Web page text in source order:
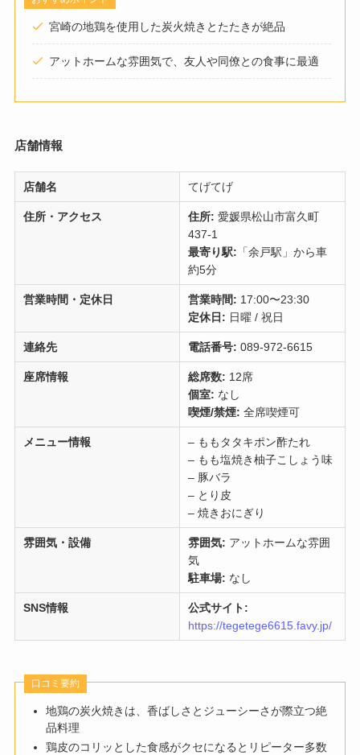
宮崎の地鶏を使用した炭火焼きとたたきが絶品
アットホームな雰囲気で、友人や同僚との食事に最適
店舗情報
店舗名 てげてげ
住所・アクセス 住所: 愛媛県松山市富久町
437-1
最寄り駅: 「余戸駅」から車
約5分
営業時間・定休日 営業時間: 17:00〜23:30
定休日: 日曜 / 祝日
連絡先 電話番号: 089-972-6615
座席情報 総席数: 12席
個室: なし
喫煙/禁煙: 全席喫煙可
メニュー情報
– ももタタキポン酢たれ
– もも塩焼き柚子こしょう味
– 豚バラ
– とり皮
– 焼きおにぎり
雰囲気・設備 雰囲気: アットホームな雰囲
気
駐車場: なし
SNS情報
公式サイト:
https://tegetege6615.favy.jp/
口コミ要約
地鶏の炭火焼きは、香ばしさとジューシーさが際立つ絶
品料理
鶏皮のコリッとした食感がクセになるとリピーター多数